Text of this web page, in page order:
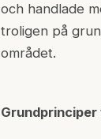
och handlade
troligen på
området.